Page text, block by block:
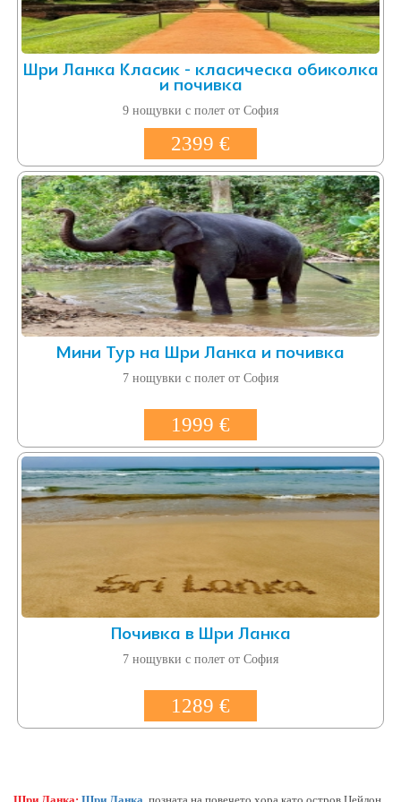
Шри Ланка Класик - класическа обиколка
и почивка
9 нощувки с полет от София
2399 €
Мини Тур на Шри Ланка и почивка
7 нощувки с полет от София
1999 €
Почивка в Шри Ланка
7 нощувки с полет от София
1289 €